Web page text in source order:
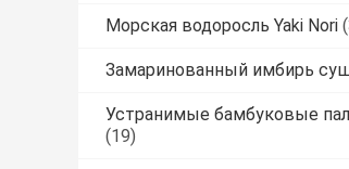
Морская водоросль Yaki Nori
Замаринованный имбирь
Устранимые бамбуковые
(19)